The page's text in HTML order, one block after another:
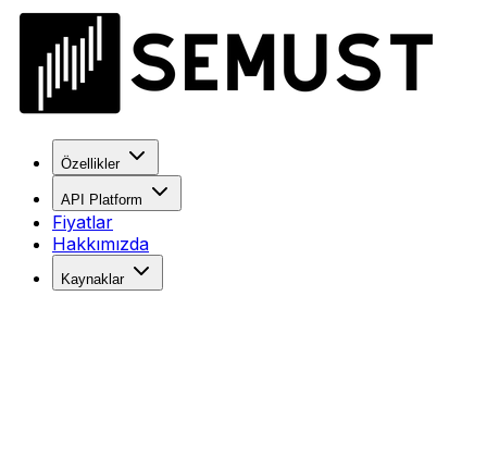
Özellikler
API Platform
Fiyatlar
Hakkımızda
Kaynaklar